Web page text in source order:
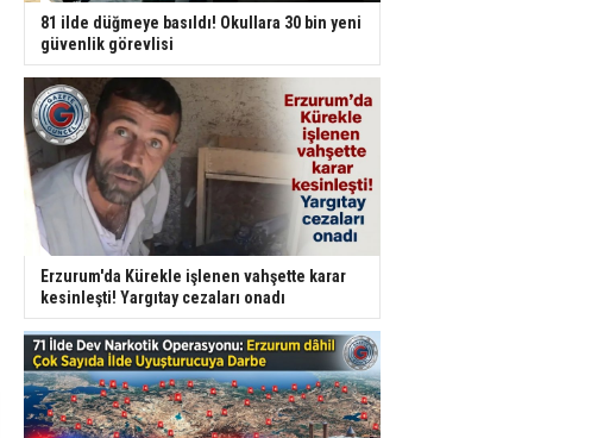
81 ilde düğmeye basıldı! Okullara 30 bin yeni
güvenlik görevlisi
Erzurum'da Kürekle işlenen vahşette karar
kesinleşti! Yargıtay cezaları onadı